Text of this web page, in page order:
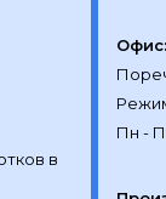
Офис:
в